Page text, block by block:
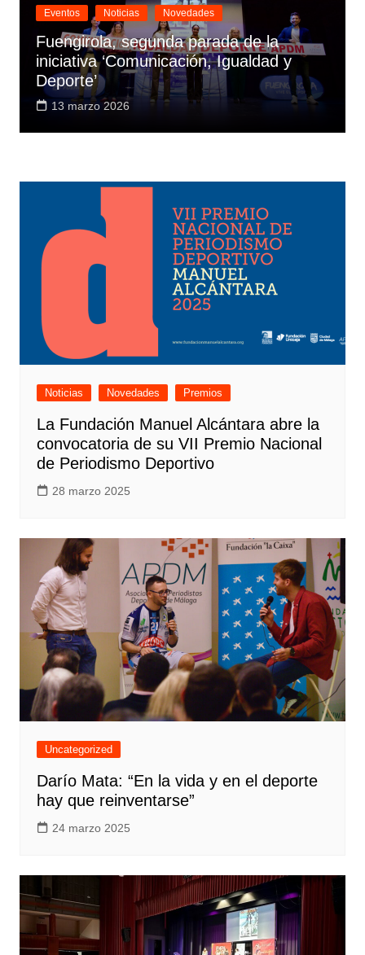
Eventos Noticias Novedades
Fuengirola, segunda parada de la
iniciativa ‘Comunicación, Igualdad y
Deporte’
13 marzo 2026
Noticias Novedades Premios
La Fundación Manuel Alcántara abre la
convocatoria de su VII Premio Nacional
de Periodismo Deportivo
28 marzo 2025
Uncategorized
Darío Mata: “En la vida y en el deporte
hay que reinventarse”
24 marzo 2025